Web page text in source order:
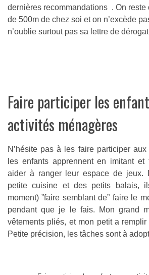
dernières recommandations . On reste
de 500m de chez soi et on n’excède
n’oublie surtout pas sa lettre de
Faire participer les
activités ménagères
N’hésite pas à les faire participer
les enfants apprennent en imitant
aider à ranger leur espace de jeux.
petite cuisine et des petits balais,
moment) ”faire semblant de” faire le
pendant que je le fais. Mon grand
vêtements pliés, et mon petit a
Petite précision, les tâches sont à